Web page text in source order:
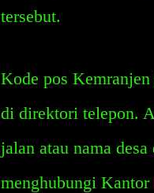
tersebut.
Kode pos
di direktori telepon.
jalan atau nama
menghubungi Kantor